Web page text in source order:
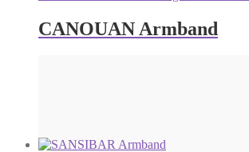
CANOUAN Armband